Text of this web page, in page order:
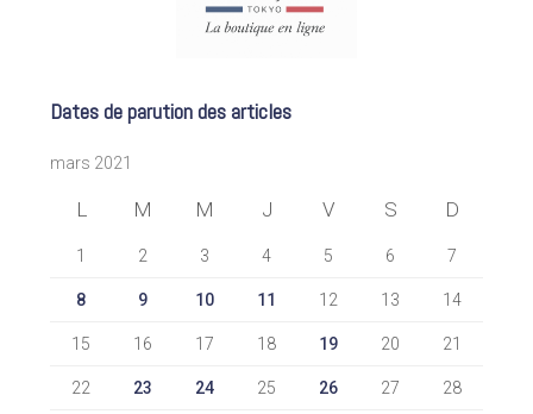
Dates de parution des articles
mars 2021
L M M J V S D
1 2 3 4 5 6 7
8 9 10 11 12 13 14
15 16 17 18 19 20 21
22 23 24 25 26 27 28